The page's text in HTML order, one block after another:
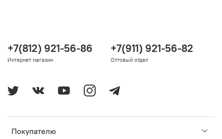
Покупателю
+7(812) 921-56-86
Интернет магазин
+7(911) 921-56-82
Оптовый отдел